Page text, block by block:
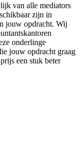
van alle mediators
zijn in
jouw opdracht. Wij
onderlinge
jouw opdracht graag
een stuk beter